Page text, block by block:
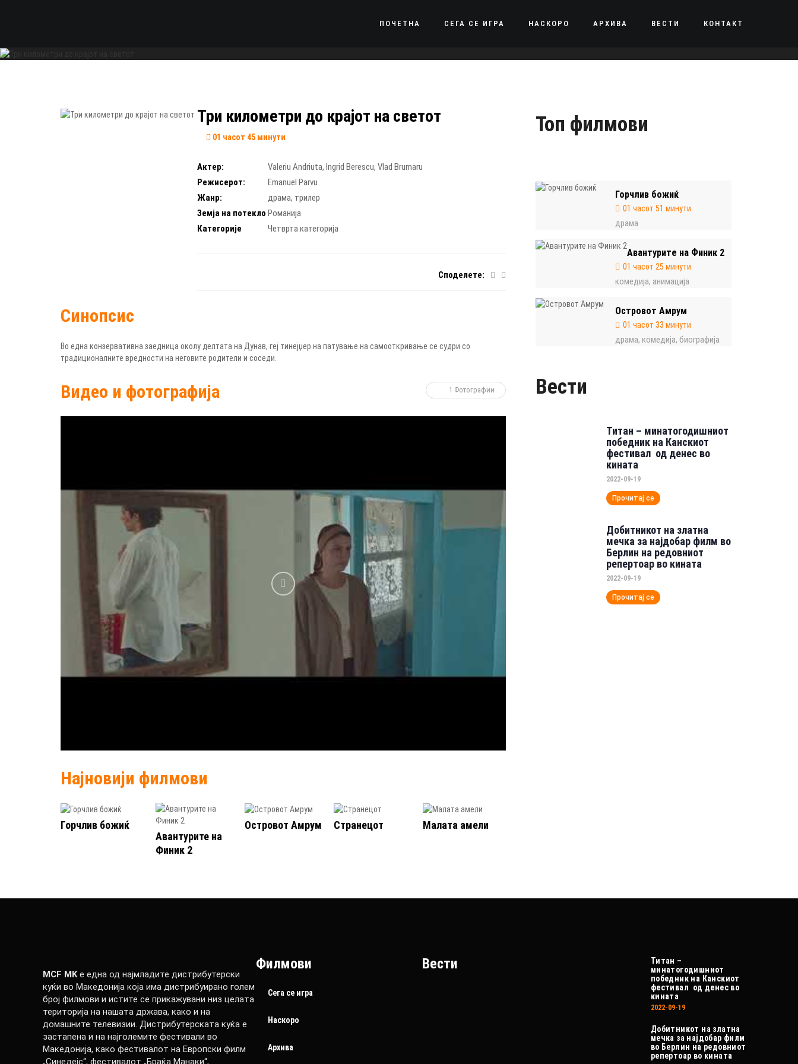
ПОЧЕТНА СЕГА СЕ ИГРА НАСКОРО АРХИВА ВЕСТИ КОНТАКТ
Три километри до крајот на светот
01 часот 45 минути
Актер: Valeriu Andriuta, Ingrid Berescu, Vlad Brumaru
Режисерот:
Emanuel Parvu
Жанр:
драма, трилер
Земја на потекло Романија
Категорије
Четврта категорија
Споделете:
Синопсис
Во една конзервативна заедница околу делтата на Дунав, геј тинејџер на патување на самооткривање се судри со
традиционалните вредности на неговите родители и соседи.
Видео и фотографија 1 Фотографии
Најновији филмови
Горчлив божиќ
Авантурите на
Финик 2
Островот Амрум Странецот Малата амели
Топ филмови
Горчлив божиќ
01 часот 51 минути
драма
Авантурите на Финик 2
01 часот 25 минути
комедија, анимација
Островот Амрум
01 часот 33 минути
драма, комедија, биографија
Вести
Титан – минатогодишниот
победник на Канскиот
фестивал од денес во
кината
2022-09-19
Прочитај се
Добитникот на златна
мечка за најдобар филм во
Берлин на редовниот
репертоар во кината
2022-09-19
Прочитај се
MCF MKе една од најмладите дистрибутерски
куќи во Македонија која има дистрибуирано голем
број филмови и истите се прикажувани низ целата
територија на нашата држава, како и на
домашните телевизии. Дистрибутерската куќа е
застапена и на најголемите фестивали во
Македонија, како фестивалот на Европски филм
„Синедејс“, фестивалот „Браќа Манаки“,
Филмови
Сега се игра
Наскоро
Архива
Вести
Титан –
минатогодишниот
победник на Канскиот
фестивал од денес во
кината
2022-09-19
Добитникот на златна
мечка за најдобар филм
во Берлин на редовниот
репертоар во кината